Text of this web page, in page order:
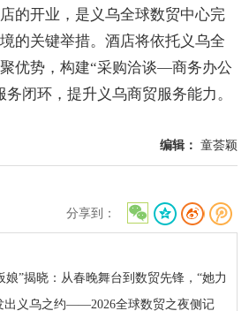
开业，是义乌全球数贸中心完
的关键举措。酒店将依托义乌全
优势，构建“采购洽谈—商务办公
闭环，提升义乌商贸服务能力。
编辑： 童荟颖
分享到：
娘”揭晓：从春晚舞台到数贸先锋，“她力
出义乌之约——2026全球数贸之夜侧记